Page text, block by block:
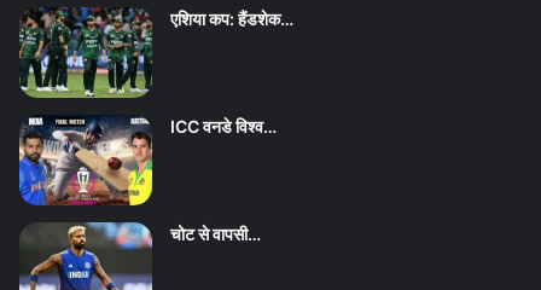
एशिया कप: हैंडशेक…
ICC वनडे विश्व…
चोट से वापसी…